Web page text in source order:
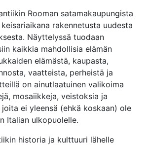
Rooman satamakaupungista
rakennetusta uudesta
Näyttelyssä tuodaan
kaikkia mahdollisia elämän
elämästä, kaupasta,
vaatteista, perheistä ja
on ainutlaatuinen valikoima
mosaiikkeja, veistoksia ja
ei yleensä (ehkä koskaan) ole
Italian ulkopuolelle.
historia ja kulttuuri lähelle